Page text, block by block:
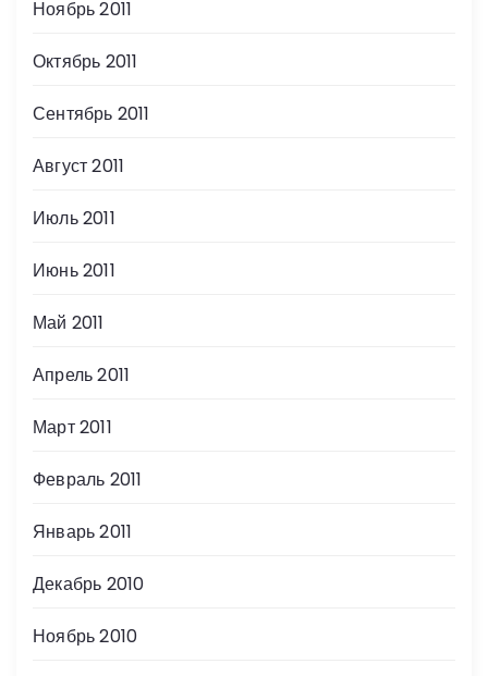
Ноябрь 2011
Октябрь 2011
Сентябрь 2011
Август 2011
Июль 2011
Июнь 2011
Май 2011
Апрель 2011
Март 2011
Февраль 2011
Январь 2011
Декабрь 2010
Ноябрь 2010